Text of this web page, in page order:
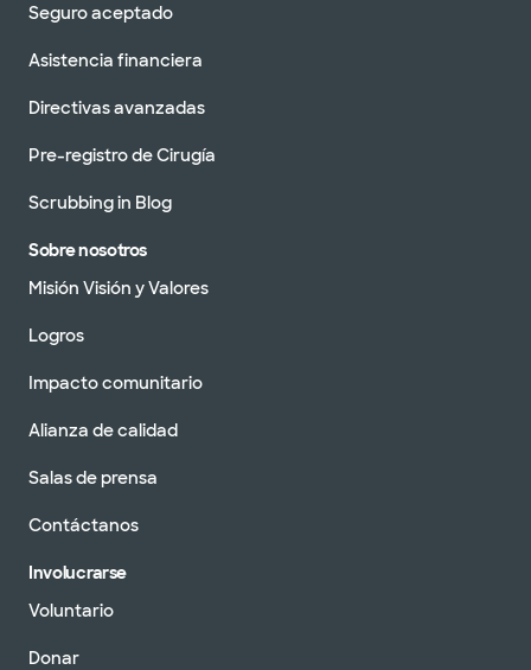
Seguro aceptado
Asistencia financiera
Directivas avanzadas
Pre-registro de Cirugía
Scrubbing in Blog
Sobre nosotros
Misión Visión y Valores
Logros
Impacto comunitario
Alianza de calidad
Salas de prensa
Contáctanos
Involucrarse
Voluntario
Donar